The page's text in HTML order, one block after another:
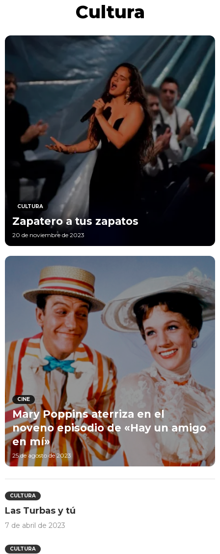
Cultura
CULTURA
Zapatero a tus zapatos
20 de noviembre de 2023
CINE
Mary Poppins aterriza en el
noveno episodio de «Hay un amigo
en mí»
25 de agosto de 2023
CULTURA
Las Turbas y tú
7 de abril de 2023
CULTURA